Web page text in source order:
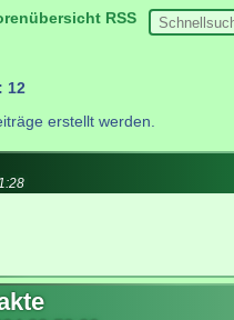
RSS
12
erstellt werden.